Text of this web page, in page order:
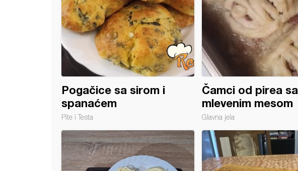
Pogačice sa sirom i
spanaćem
Pite i Testa
Čamci od pirea sa
mlevenim mesom
Glavna jela